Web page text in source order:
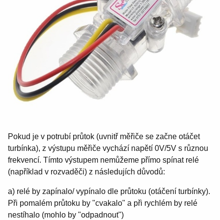
Pokud je v potrubí průtok (uvnitř měřiče se začne otáčet
turbínka), z výstupu měřiče vychází napětí 0V/5V s různou
frekvencí. Tímto výstupem nemůžeme přímo spínat relé
(například v rozvaděči) z následujích důvodů:
a) relé by zapínalo/ vypínalo dle průtoku (otáčení turbínky).
Při pomalém průtoku by "cvakalo" a při rychlém by relé
nestíhalo (mohlo by "odpadnout")